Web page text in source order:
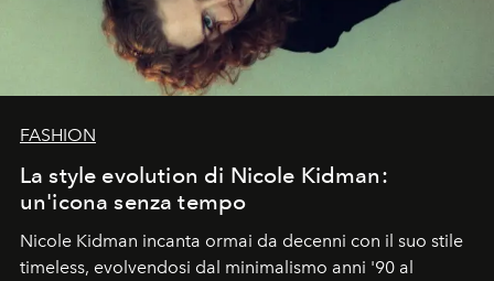
FASHION
La style evolution di Nicole Kidman:
un'icona senza tempo
Nicole Kidman incanta ormai da decenni con il suo stile
timeless, evolvendosi dal minimalismo anni '90 al